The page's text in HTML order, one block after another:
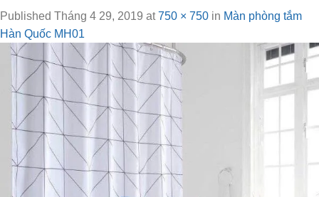
Published Tháng 4 29, 2019 at750 × 750 in Màn phòng tắm
Hàn Quốc MH01